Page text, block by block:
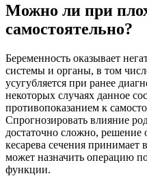
Можно ли при
самостоятельно?
Беременность оказывает
системы и органы, в том
усугубляется при ранее
некоторых случаях данное
противопоказанием к
Спрогнозировать влияние
достаточно сложно, решение
кесарева сечения принимает
может назначить операцию
функции.